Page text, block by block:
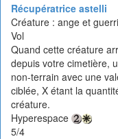
Récupératrice astelli
Créature : ange et
Vol
Quand cette créature
depuis votre cimetière,
non-terrain avec une
ciblée, X étant la
créature.
Hyperespace
5/4